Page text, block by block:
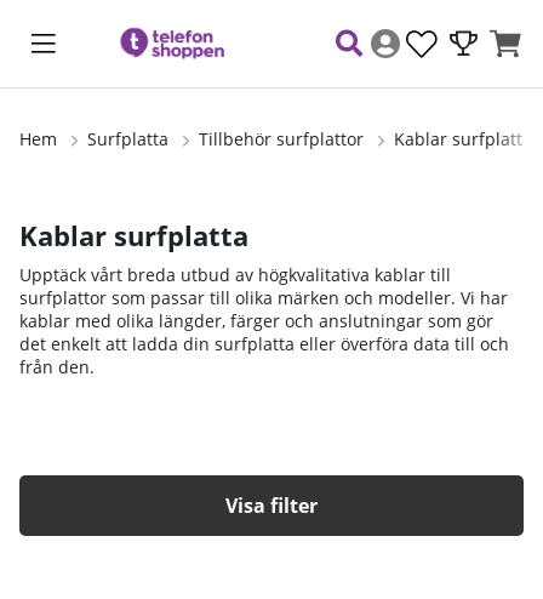
Hem Surfplatta Tillbehör surfplattor Kablar surfplatta
Kablar surfplatta
Upptäck vårt breda utbud av högkvalitativa kablar till
surfplattor som passar till olika märken och modeller. Vi har
kablar med olika längder, färger och anslutningar som gör
det enkelt att ladda din surfplatta eller överföra data till och
från den.
Filtrera